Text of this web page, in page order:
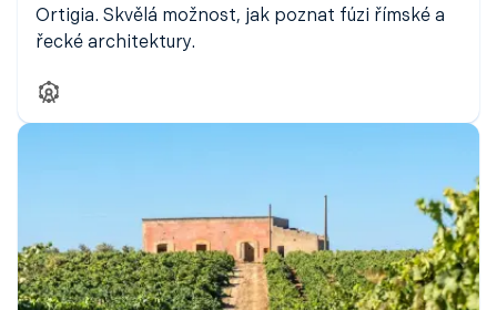
Ortigia. Skvělá možnost, jak poznat fúzi římské a
řecké architektury.